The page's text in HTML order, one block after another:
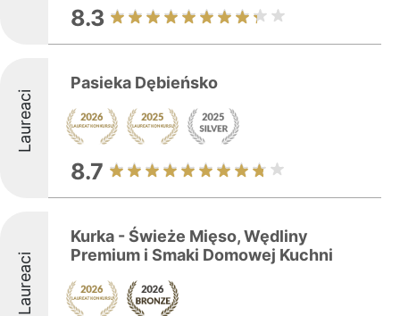
8.3
Laureaci
Pasieka Dębieńsko
8.7
Laureaci
Kurka - Świeże Mięso, Wędliny
Premium i Smaki Domowej Kuchni